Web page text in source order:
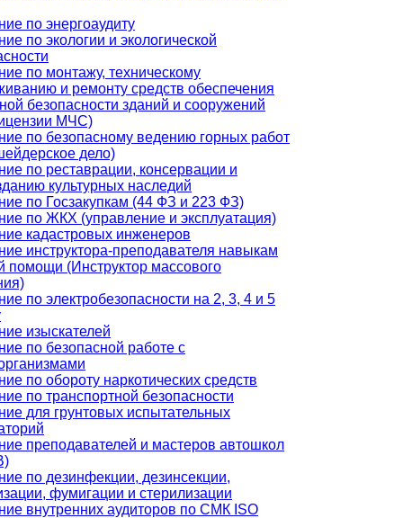
по энергоаудиту
по экологии и экологической
по монтажу, техническому
и ремонту средств обеспечения
безопасности зданий и сооружений
МЧС)
по безопасному ведению горных работ
дело)
по реставрации, консервации и
культурных наследий
по Госзакупкам (44 ФЗ и 223 ФЗ)
по ЖКХ (управление и эксплуатация)
кадастровых инженеров
инструктора-преподавателя навыкам
помощи (Инструктор массового
по электробезопасности на 2, 3, 4 и 5
изыскателей
по безопасной работе с
по обороту наркотических средств
по транспортной безопасности
для грунтовых испытательных
преподавателей и мастеров автошкол
по дезинфекции, дезинсекции,
фумигации и стерилизации
внутренних аудиторов по СМК ISO